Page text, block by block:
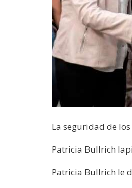
La seguridad de
Patricia Bullrich
Patricia Bullrich le